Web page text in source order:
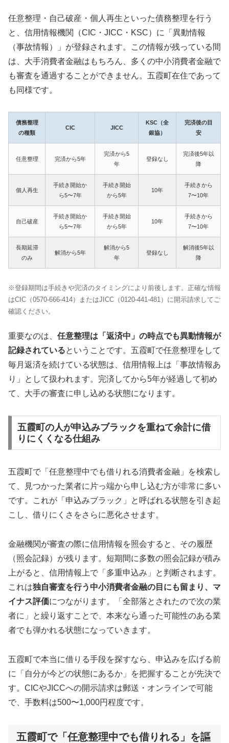
任意整理・自己破産・個人再生といった債務整理を行う
と、信用情報機関（CIC・JICC・KSC）に「異動情報
（事故情報）」が登録されます。この情報が残っている間
は、大手消費者金融はもちろん、多くの中小消費者金融で
も審査を通過することができません。五霞町在住であって
も同様です。
債務整理
の種類
CIC JICC
KSC（全
銀協）
完済後の目
安
任意整理 完済から5年
完済から5
年
登録なし
完済後5年以
降
個人再生
手続き開始か
ら5〜7年
手続き開始
から5年
10年
手続きから
7〜10年
自己破産
手続き開始か
ら5〜7年
手続き開始
から5年
10年
手続きから
7〜10年
長期延滞
のみ
解消から5年
解消から5
年
登録なし
解消後5年以
降
※登録期間は手続きや完済のタイミングにより前後します。正確な情報
はCIC（0570-666-414）またはJICC（0120-441-481）に開示請求してご
確認ください。
重要なのは、 任意整理は「返済中」の時点でも異動情報が
記録されているということです。五霞町で任意整理をして
毎月返済を続けている状態は、信用情報上は「事故情報あ
り」として扱われます。完済してから5年が経過して初め
て、大手の審査に申し込める状態になります。
五霞町の人が申込みブラックを重ねて余計に借
りにくくなる仕組み
五霞町で「任意整理中でも借りれる消費者金融」を検索し
て、見つかった業者に片っ端から申し込む方が非常に多い
です。これが「申込みブラック」と呼ばれる状態を引き起
こし、借りにくさをさらに悪化させます。
金融機関が審査の際に信用情報を照会すると、その履歴
（照会記録）が残ります。短期間に多数の照会記録が積み
上がると、信用情報上で「多重申込み」と判断されます。
これは独自審査を行う中小消費者金融の目にも留まり、マ
イナス評価につながります。「全部落とされたので次の業
者に」と繰り返すことで、本来なら通った可能性のある業
者でも弾かれる状態になっていきます。
五霞町で本当に借りる手段を探すなら、申込みを広げる前
に「自分が今どの状態にあるか」を把握することが先決で
す。CICやJICCへの開示請求は郵送・オンラインで可能
で、手数料は500〜1,000円程度です。
五霞町で「任意整理中でも借りれる」を謳